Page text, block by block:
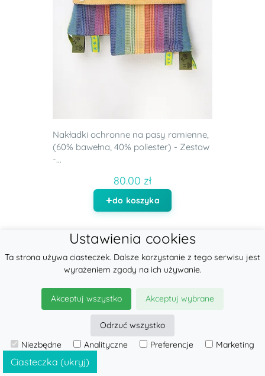
Nakładki ochronne na pasy ramienne,
(60% bawełna, 40% poliester) - Zestaw
-...
80.00 zł
do koszyka
Ciasteczka (ukryj)
Ustawienia cookies
Ta strona używa ciasteczek. Dalsze korzystanie z tego serwisu jest
wyrażeniem zgody na ich używanie.
Akceptuj wszystko Akceptuj wybrane
Odrzuć wszystko
Niezbędne
Analityczne Preferencje Marketing